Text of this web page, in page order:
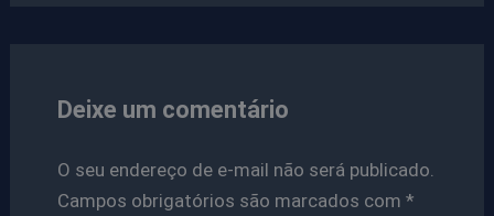
Deixe um comentário
O seu endereço de e-mail não será publicado.
Campos obrigatórios são marcados com *